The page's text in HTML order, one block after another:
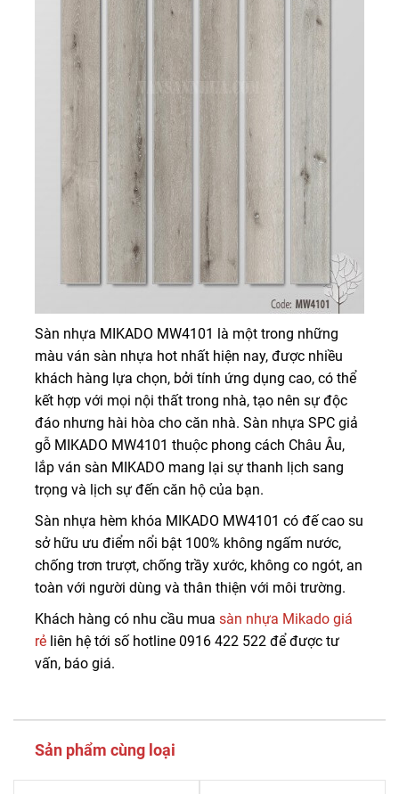
Sàn nhựa MIKADO MW4101 là một trong những
màu ván sàn nhựa hot nhất hiện nay, được nhiều
khách hàng lựa chọn, bởi tính ứng dụng cao, có thể
kết hợp với mọi nội thất trong nhà, tạo nên sự độc
đáo nhưng hài hòa cho căn nhà. Sàn nhựa SPC giả
gỗ MIKADO MW4101 thuộc phong cách Châu Âu,
lắp ván sàn MIKADO mang lại sự thanh lịch sang
trọng và lịch sự đến căn hộ của bạn.
Sàn nhựa hèm khóa MIKADO MW4101 có đế cao su
sở hữu ưu điểm nổi bật 100% không ngấm nước,
chống trơn trượt, chống trầy xước, không co ngót, an
toàn với người dùng và thân thiện với môi trường.
Khách hàng có nhu cầu mua sàn nhựa Mikado giá
rẻ liên hệ tới số hotline 0916 422 522 để được tư
vấn, báo giá.
Sản phẩm cùng loại